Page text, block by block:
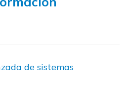
médico
de sistemas